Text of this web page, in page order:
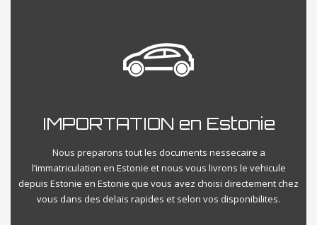
IMPORTATION en Estonie
Nous preparons tout les documents nessecaire a
l’immatriculation en Estonie et nous vous livrons le vehicule
depuis Estonie en Estonie que vous avez choisi directement chez
vous dans des delais rapides et selon vos disponibilites.